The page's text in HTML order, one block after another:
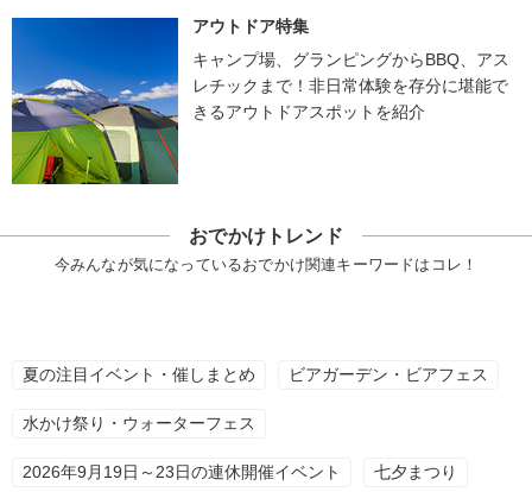
アウトドア特集
キャンプ場、グランピングからBBQ、アス
レチックまで！非日常体験を存分に堪能で
きるアウトドアスポットを紹介
おでかけトレンド
今みんなが気になっているおでかけ関連キーワードはコレ！
夏の注目イベント・催しまとめ ビアガーデン・ビアフェス
水かけ祭り・ウォーターフェス
2026年9月19日～23日の連休開催イベント 七夕まつり